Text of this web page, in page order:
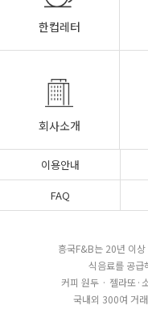
한컵레터
회사소개
이용안내
FAQ
흥국F&B는 20년 이
식음료를 공급
커피 원두 · 젤라또·
국내외 300여 거